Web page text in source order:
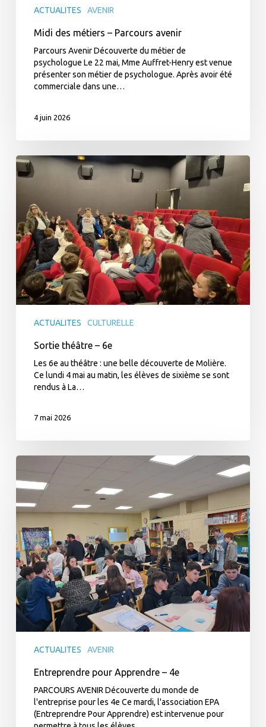
ACTUALITES AVENIR
Midi des métiers – Parcours avenir
Parcours Avenir Découverte du métier de
psychologue Le 22 mai, Mme Auffret-Henry est venue
présenter son métier de psychologue. Après avoir été
commerciale dans une…
4 juin 2026
Sortie
théâtre
ACTUALITES CULTURELLE
Sortie théâtre – 6e
Les 6e au théâtre : une belle découverte de Molière.
Ce lundi 4 mai au matin, les élèves de sixième se sont
rendus à La…
7 mai 2026
Entreprendre
Apprendre
4e
ACTUALITES AVENIR
Entreprendre pour Apprendre – 4e
PARCOURS AVENIR Découverte du monde de
l'entreprise pour les 4e Ce mardi, l'association EPA
(Entreprendre Pour Apprendre) est intervenue pour